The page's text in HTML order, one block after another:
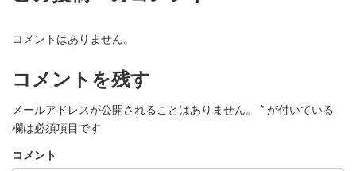
コメントはありません。
コメントを残す
メールアドレスが公開されることはありません。 * が付いている
欄は必須項目です
コメント